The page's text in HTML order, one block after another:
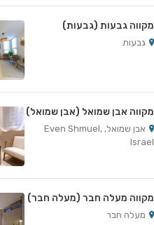
מקווה גבעות (גבעות)
גבעות
מקווה אבן שמואל (אבן שמואל)
אבן שמואל, Even Shmuel,
Israel
מקווה מעלה חבר (מעלה חבר)
מעלה חבר